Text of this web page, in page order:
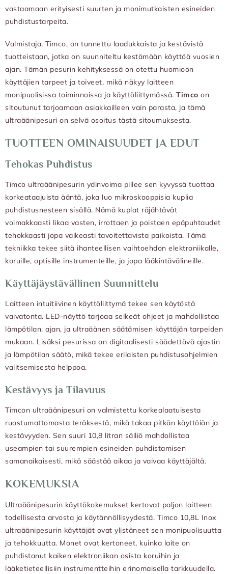
vastaamaan erityisesti suurten ja monimutkaisten esineiden
puhdistustarpeita.
Valmistaja, Timco, on tunnettu laadukkaista ja kestävistä
tuotteistaan, jotka on suunniteltu kestämään käyttöä vuosien
ajan. Tämän pesurin kehityksessä on otettu huomioon
käyttäjien tarpeet ja toiveet, mikä näkyy laitteen
monipuolisissa toiminnoissa ja käyttöliittymässä. Timco on
sitoutunut tarjoamaan asiakkailleen vain parasta, ja tämä
ultraäänipesuri on selvä osoitus tästä sitoumuksesta.
TUOTTEEN OMINAISUUDET JA EDUT
Tehokas Puhdistus
Timco ultraäänipesurin ydinvoima piilee sen kyvyssä tuottaa
korkeataajuista ääntä, joka luo mikroskooppisia kuplia
puhdistusnesteen sisällä. Nämä kuplat räjähtävät
voimakkaasti likaa vasten, irrottaen ja poistaen epäpuhtaudet
tehokkaasti jopa vaikeasti tavoitettavista paikoista. Tämä
tekniikka tekee siitä ihanteellisen vaihtoehdon elektroniikalle,
koruille, optisille instrumenteille, ja jopa lääkintävälineille.
Käyttäjäystävällinen Suunnittelu
Laitteen intuitiivinen käyttöliittymä tekee sen käytöstä
vaivatonta. LED-näyttö tarjoaa selkeät ohjeet ja mahdollistaa
lämpötilan, ajan, ja ultraäänen säätämisen käyttäjän tarpeiden
mukaan. Lisäksi pesurissa on digitaalisesti säädettävä ajastin
ja lämpötilan säätö, mikä tekee erilaisten puhdistusohjelmien
valitsemisesta helppoa.
Kestävyys ja Tilavuus
Timcon ultraäänipesuri on valmistettu korkealaatuisesta
ruostumattomasta teräksestä, mikä takaa pitkän käyttöiän ja
kestävyyden. Sen suuri 10,8 litran säiliö mahdollistaa
useampien tai suurempien esineiden puhdistamisen
samanaikaisesti, mikä säästää aikaa ja vaivaa käyttäjältä.
KOKEMUKSIA
Ultraäänipesurin käyttökokemukset kertovat paljon laitteen
todellisesta arvosta ja käytännöllisyydestä. Timco 10,8L Inox
ultraäänipesurin käyttäjät ovat ylistäneet sen monipuolisuutta
ja tehokkuutta. Monet ovat kertoneet, kuinka laite on
puhdistanut kaiken elektroniikan osista koruihin ja
lääketieteellisiin instrumentteihin erinomaisella tarkkuudella.